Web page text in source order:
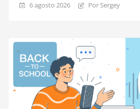
6 agosto 2026 Por Sergey